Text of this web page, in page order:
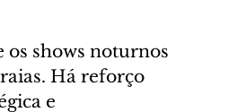
os shows noturnos
Há reforço
e